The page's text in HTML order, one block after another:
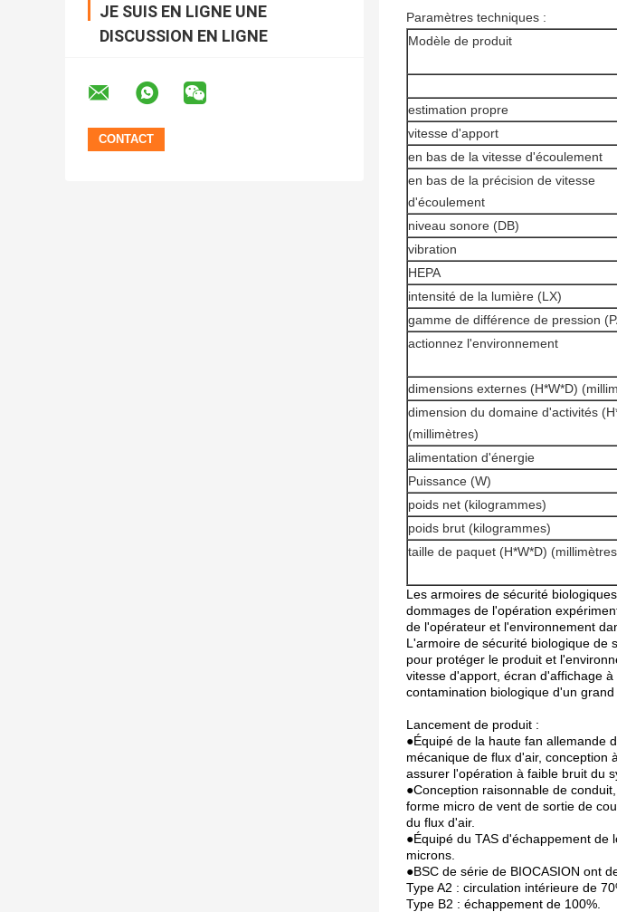
JE SUIS EN LIGNE UNE
DISCUSSION EN LIGNE
Paramètres techniques :
Modèle de produit
estimation propre
vitesse d'apport
en bas de la vitesse d'écoulement
en bas de la précision de vitesse
d'écoulement
niveau sonore (DB)
vibration
HEPA
intensité de la lumière (LX)
gamme de différence de pression
actionnez l'environnement
dimensions externes (H*W*D)
dimension du domaine d'activités
(millimètres)
alimentation d'énergie
Puissance (W)
poids net (kilogrammes)
poids brut (kilogrammes)
taille de paquet (H*W*D)
Les armoires de sécurité
dommages de l'opération
de l'opérateur et l'environnement
L'armoire de sécurité biologique de
pour protéger le produit et
vitesse d'apport, écran d'affichage
contamination biologique d'un
Lancement de produit :
●Équipé de la haute fan allemande
mécanique de flux d'air,
assurer l'opération à faible bruit du
●Conception raisonnable de
forme micro de vent de sortie de
du flux d'air.
●Équipé du TAS d'échappement de
microns.
●BSC de série de BIOCASION ont
Type A2 : circulation intérieure de
Type B2 : échappement de 100%.